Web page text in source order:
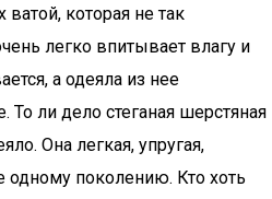
которая не так
легко впитывает влагу и
а одеяла из нее
ли дело стеганая шерстяная
Она легкая, упругая,
одному поколению. Кто хоть